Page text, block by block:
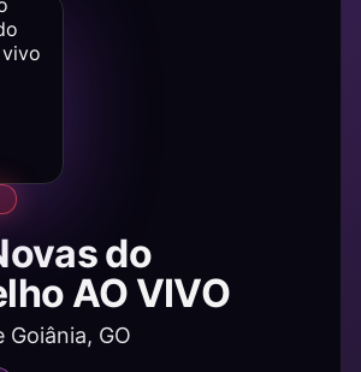
do
AO VIVO
Goiânia, GO